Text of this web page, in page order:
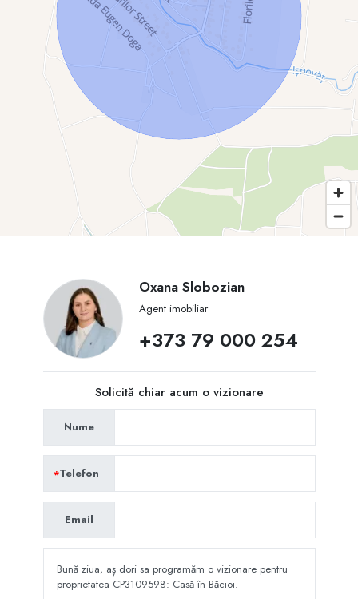
Oxana Slobozian
Agent imobiliar
+373 79 000 254
Solicită chiar acum o vizionare
Nume
Telefon
Email